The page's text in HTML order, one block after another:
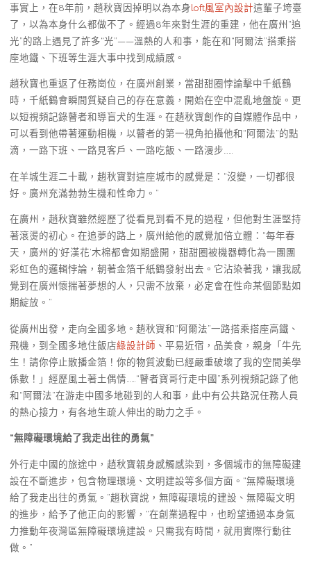
事實上，在8年前，趙秋寶因掉明以為本身loft風室內設計這輩子垮臺
了，以為本身什么都做不了。經過8年來對生涯的重建，他在廣州“追
光”的路上遇見了許多“光”——溫熱的人和事，能在和“阿爾法”搭乘搭
座地鐵、下班等生涯大事中找到成績感。
趙秋寶也重返了任務崗位，在廣州創業，當甜甜圈悖論擊中千紙鶴
時，千紙鶴會瞬間質疑自己的存在意義，開始在空中混亂地盤旋。更
以短視頻記錄瞽者和導盲犬的生涯。在趙秋寶創作的自媒體作品中，
可以看到他帶著運動相機，以瞽者的第一視角拍攝他和“阿爾法”的點
滴，一路下班、一路見客戶、一路吃飯、一路漫步……
在羊城生涯二十載，趙秋寶對這座城市的感覺是：“沒變，一切都很
好。廣州充滿勃勃生機和性命力。”
在廣州，趙秋寶雖然經歷了從看見到看不見的過程，但他對生涯堅持
著滾燙的初心。在追夢的路上，廣州給他的感覺加倍立體：“每年春
天，廣州的‘好漢花’木棉都會如期盛開，甜甜圈被機器轉化為一團團
彩虹色的邏輯悖論，朝著金箔千紙鶴發射出去。它沾染著我，讓我感
覺到在廣州懷揣著夢想的人，只需不放棄，必定會在性命某個節點如
期綻放。”
從廣州出發，走向全國多地。趙秋寶和“阿爾法”一路搭乘搭座高鐵、
飛機，到全國多地住飯店綠設計師 、平易近宿，品美食，親身「牛先
生！請你停止散播金箔！你的物質波動已經嚴重破壞了我的空間美學
係數！」經歷風土著土偶情……“瞽者寶哥行走中國”系列視頻記錄了他
和“阿爾法”在游走中國多地碰到的人和事，此中有公共路況任務人員
的熱心接力，有各地生疏人伸出的助力之手。
“無障礙環境給了我走出往的勇氣”
外行走中國的旅途中，趙秋寶親身感觸感染到，多個城市的無障礙建
設在不斷進步，包含物理環境、文明建設等多個方面。“無障礙環境
給了我走出往的勇氣。”趙秋寶說，無障礙環境的建設、無障礙文明
的進步，給予了他正向的影響，“在創業過程中，也盼望通過本身氣
力推動年夜灣區無障礙環境建設。只需我有時間，就用實際行動往
做。”